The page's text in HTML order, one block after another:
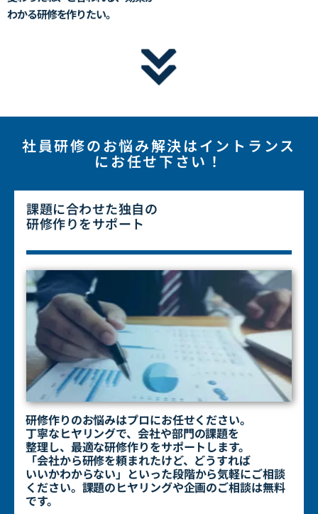
わかる研修を作りたい。
社員研修のお悩み解決はイントランス
にお任せ下さい！
課題に合わせた独自の
研修作りをサポート
研修作りのお悩みはプロにお任せください。
丁寧なヒヤリングで、 会社や部門の課題を
整理し、最適な研修作りをサポートします。
「会社から研修を頼まれたけど、どうすれば
いいかわからない」といった段階から気軽にご相談
ください。課題のヒヤリングや企画のご相談は無料
です。